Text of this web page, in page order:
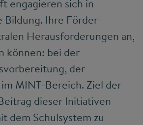
engagieren sich in
Bildung. Ihre Förder­­­
Herausforderungen an,
können: bei der
der
MINT-Bereich. Ziel der
dieser Initiativen
dem Schulsystem zu